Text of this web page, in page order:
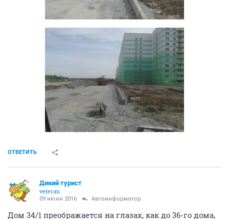
ОТВЕТИТЬ
Дикий турист
veteran
09 июня 2016 Автоинформатор
Дом 34/1 преображается на глазах, как до 36-го дома,